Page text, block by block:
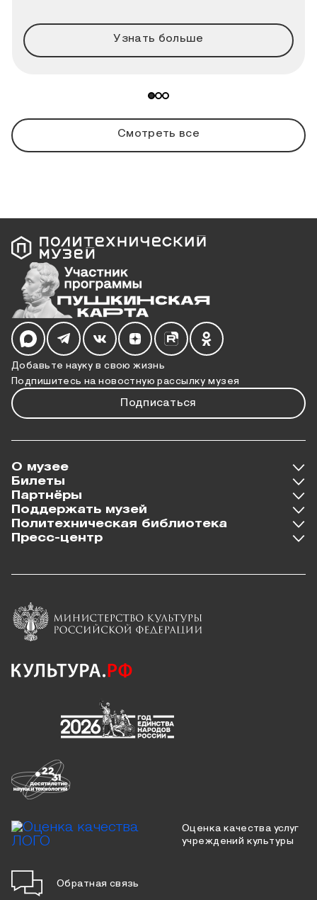
Узнать больше
Смотреть все
Добавьте науку в свою жизнь
Подпишитесь на новостную рассылку музея
Подписаться
Мы в социальных сетях
О музее
Билеты
Партнёры
Поддержать музей
Политехническая библиотека
Пресс-центр
Оценка качества услуг
учреждений культуры
Обратная связь